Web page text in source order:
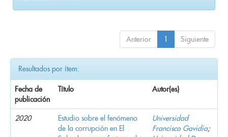
Anterior 1 Siguiente
Resultados por ítem:
Fecha de
publicación
Título Autor(es)
2020
Estudio sobre el fenómeno
de la corrupción en El
Universidad
Francisco Gavidia;